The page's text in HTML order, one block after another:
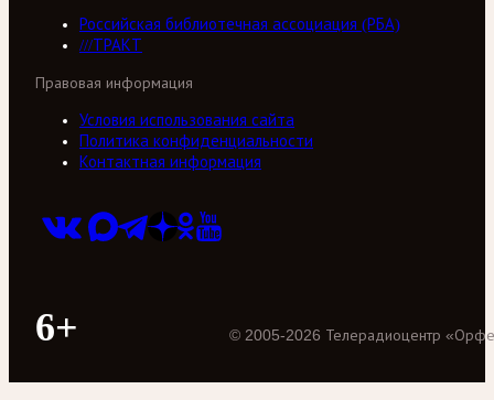
Российская библиотечная ассоциация (РБА)
///ТРАКТ
Правовая информация
Условия использования сайта
Политика конфиденциальности
Контактная информация
6+ © 2005-2026 Телерадиоцентр